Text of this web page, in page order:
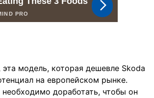
модель, которая дешевле Skoda
на европейском рынке.
необходимо доработать, чтобы он